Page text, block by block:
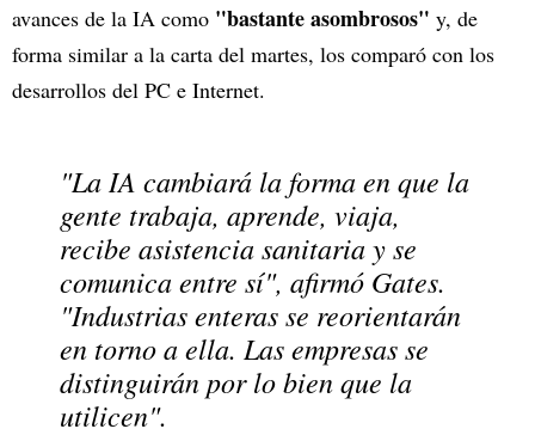
avances de la IA como "bastante asombrosos" y, de
forma similar a la carta del martes, los comparó con los
desarrollos del PC e Internet.
"La IA cambiará la forma en que la
gente trabaja, aprende, viaja,
recibe asistencia sanitaria y se
comunica entre sí", afirmó Gates.
"Industrias enteras se reorientarán
en torno a ella. Las empresas se
distinguirán por lo bien que la
utilicen".